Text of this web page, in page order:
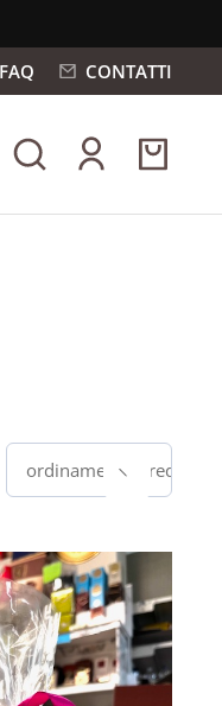
FAQ CONTATTI
ordinamento